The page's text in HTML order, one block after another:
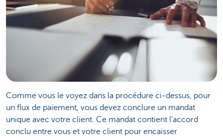
Comme vous le voyez dans la procédure ci-dessus, pour
un flux de paiement, vous devez conclure un mandat
unique avec votre client. Ce mandat contient l'accord
conclu entre vous et votre client pour encaisser